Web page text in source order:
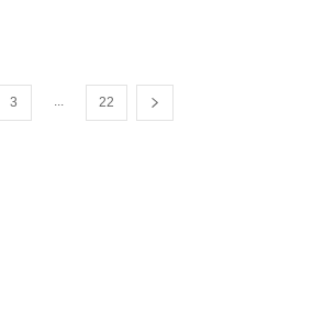
3 ... 22